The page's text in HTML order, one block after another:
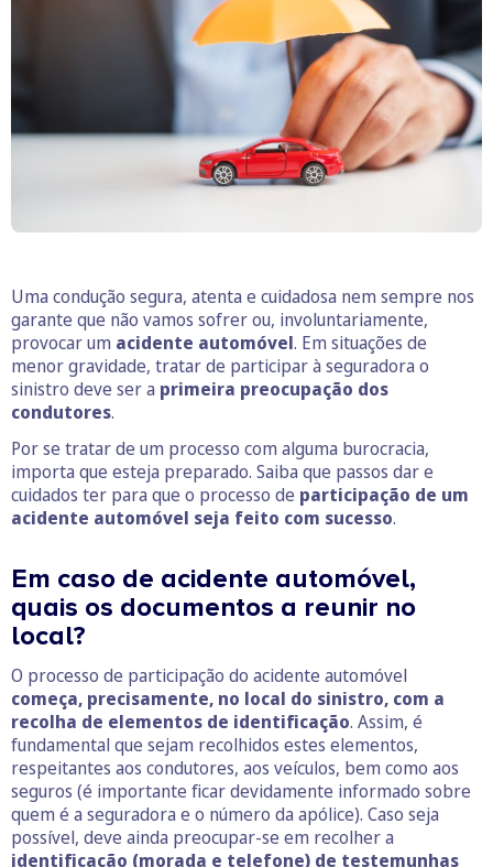
Uma condução segura, atenta e cuidadosa nem sempre nos
garante que não vamos sofrer ou, involuntariamente,
provocar um acidente automóvel. Em situações de
menor gravidade, tratar de participar à seguradora o
sinistro deve ser a primeira preocupação dos
condutores.
Por se tratar de um processo com alguma burocracia,
importa que esteja preparado. Saiba que passos dar e
cuidados ter para que o processo de participação de um
acidente automóvel seja feito com sucesso.
Em caso de acidente automóvel,
quais os documentos a reunir no
local?
O processo de participação do acidente automóvel
começa, precisamente, no local do sinistro, com a
recolha de elementos de identificação. Assim, é
fundamental que sejam recolhidos estes elementos,
respeitantes aos condutores, aos veículos, bem como aos
seguros (é importante ficar devidamente informado sobre
quem é a seguradora e o número da apólice). Caso seja
possível, deve ainda preocupar-se em recolher a
identificação (morada e telefone) de testemunhas